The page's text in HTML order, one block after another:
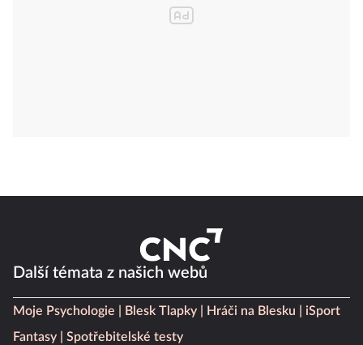
Další témata z našich webů
Moje Psychologie Blesk Tlapky Hráči na Blesku
iSport
Fantasy
Spotřebitelské testy